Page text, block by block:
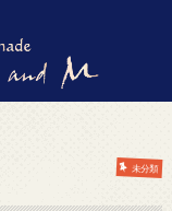
未分類